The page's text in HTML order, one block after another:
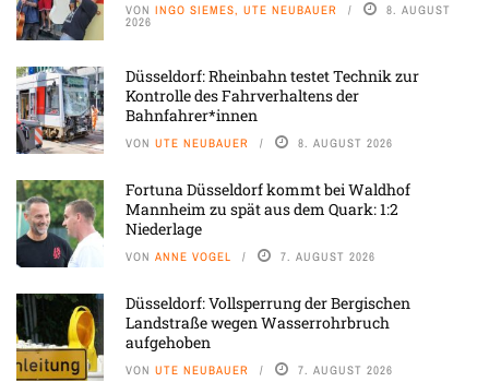
VON INGO SIEMES, UTE NEUBAUER 8. AUGUST
2026
Düsseldorf: Rheinbahn testet Technik zur
Kontrolle des Fahrverhaltens der
Bahnfahrer*innen
VON UTE NEUBAUER 8. AUGUST 2026
Fortuna Düsseldorf kommt bei Waldhof
Mannheim zu spät aus dem Quark: 1:2
Niederlage
VON ANNE VOGEL 7. AUGUST 2026
Düsseldorf: Vollsperrung der Bergischen
Landstraße wegen Wasserrohrbruch
aufgehoben
VON UTE NEUBAUER 7. AUGUST 2026